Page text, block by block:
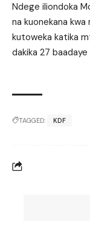
Ndege iliondoka
na kuonekana kwa
kutoweka katika
dakika 27 baadaye
TAGGED: KDF